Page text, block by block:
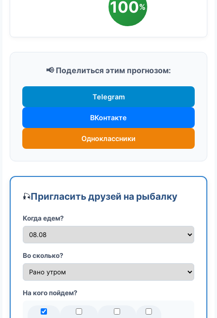
100%
📢 Поделиться этим прогнозом:
Telegram
ВКонтакте
Одноклассники
🎣Пригласить друзей на рыбалку
Когда едем?
Во сколько?
На кого пойдем?